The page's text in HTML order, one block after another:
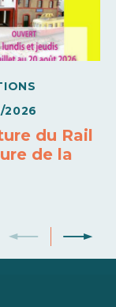
2026
du Rail
de la